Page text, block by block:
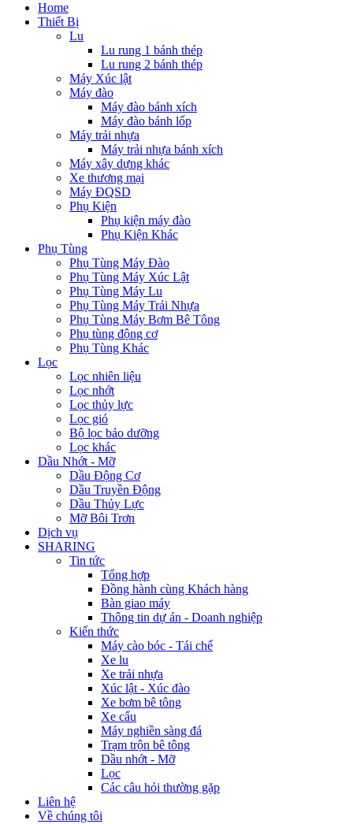
Home
Thiết Bị
Lu
Lu rung 1 bánh thép
Lu rung 2 bánh thép
Máy Xúc lật
Máy đào
Máy đào bánh xích
Máy đào bánh lốp
Máy trải nhựa
Máy trải nhựa bánh xích
Máy xây dựng khác
Xe thương mại
Máy ĐQSD
Phụ Kiện
Phụ kiện máy đào
Phụ Kiện Khác
Phụ Tùng
Phụ Tùng Máy Đào
Phụ Tùng Máy Xúc Lật
Phụ Tùng Máy Lu
Phụ Tùng Máy Trải Nhựa
Phụ Tùng Máy Bơm Bê Tông
Phụ tùng động cơ
Phụ Tùng Khác
Lọc
Lọc nhiên liệu
Lọc nhớt
Lọc thủy lực
Lọc gió
Bộ lọc bảo dưỡng
Lọc khác
Dầu Nhớt - Mỡ
Dầu Động Cơ
Dầu Truyền Động
Dầu Thủy Lực
Mỡ Bôi Trơn
Dịch vụ
SHARING
Tin tức
Tổng hợp
Đồng hành cùng Khách hàng
Bàn giao máy
Thông tin dự án - Doanh nghiệp
Kiến thức
Máy cào bóc - Tái chế
Xe lu
Xe trải nhựa
Xúc lật - Xúc đào
Xe bơm bê tông
Xe cẩu
Máy nghiền sàng đá
Trạm trộn bê tông
Dầu nhớt - Mỡ
Lọc
Các câu hỏi thường gặp
Liên hệ
Về chúng tôi